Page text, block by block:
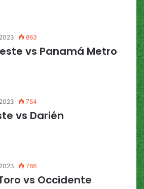
863
vs Panamá Metro
754
vs Darién
786
vs Occidente